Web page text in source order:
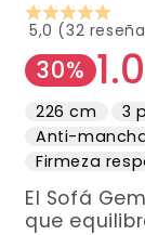
5,0 (32
de
30%
226 cm 3
Anti-
Firmeza
El Sofá
que